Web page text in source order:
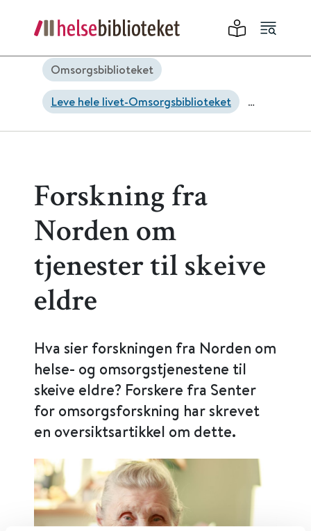
Omsorgsbiblioteket
Leve hele livet-Omsorgsbiblioteket
Skeive eldre
Forskning fra
Norden om
tjenester til skeive
eldre
Hva sier forskningen fra Norden om
helse- og omsorgstjenestene til
skeive eldre? Forskere fra Senter
for omsorgsforskning har skrevet
en oversiktsartikkel om dette.